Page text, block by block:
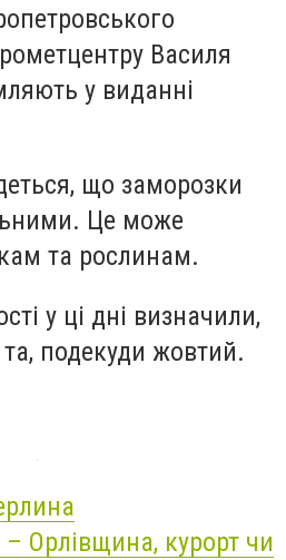
Василя
у виданні
що заморозки
Це може
та рослинам.
у ці дні визначили,
подекуди жовтий.
Орлівщина, курорт чи